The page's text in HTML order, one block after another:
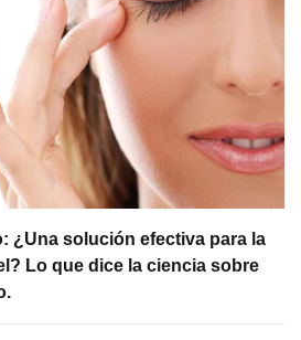
¿Una solución efectiva para la
Lo que dice la ciencia sobre